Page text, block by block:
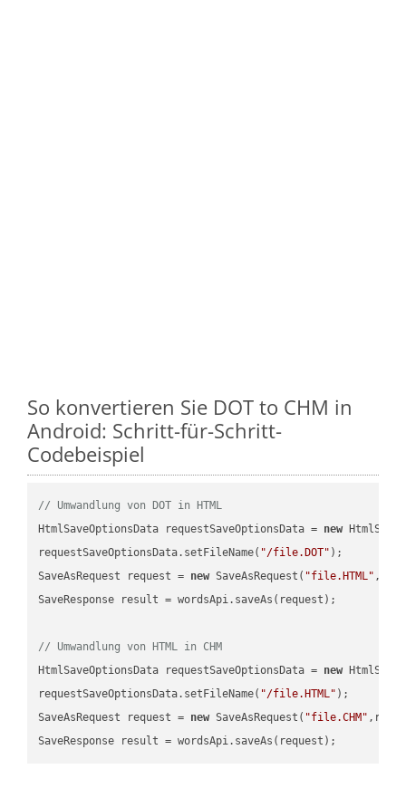
So konvertieren Sie DOT to CHM in
Android: Schritt-für-Schritt-
Codebeispiel
// Umwandlung von DOT in HTML
HtmlSaveOptionsData requestSaveOptionsData = new
requestSaveOptionsData.setFileName( "/file.DOT" );
SaveAsRequest request = new SaveAsRequest( "file.HTML"
SaveResponse result = wordsApi.saveAs(request);
// Umwandlung von HTML in CHM
HtmlSaveOptionsData requestSaveOptionsData = new
requestSaveOptionsData.setFileName( "/file.HTML" );
SaveAsRequest request = new SaveAsRequest( "file.CHM"